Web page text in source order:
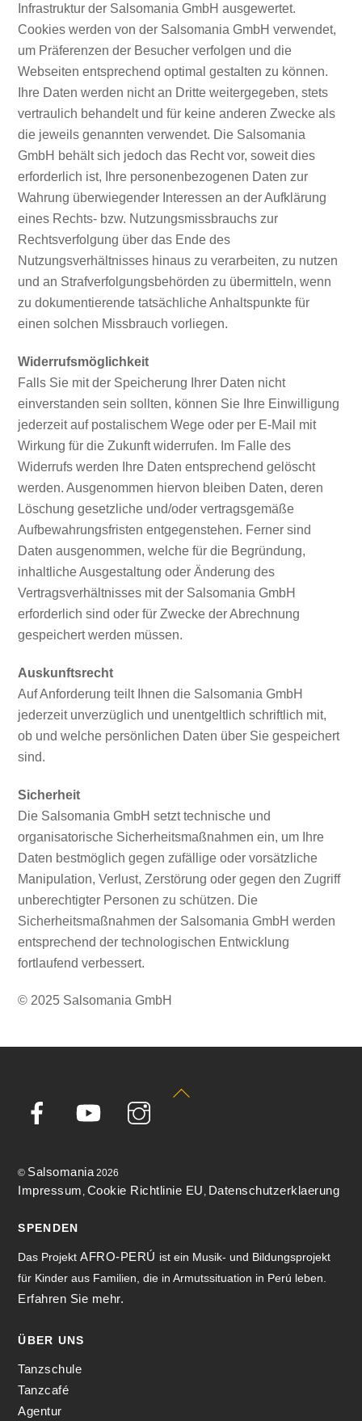
Infrastruktur der Salsomania GmbH ausgewertet.
Cookies werden von der Salsomania GmbH verwendet,
um Präferenzen der Besucher verfolgen und die
Webseiten entsprechend optimal gestalten zu können.
Ihre Daten werden nicht an Dritte weitergegeben, stets
vertraulich behandelt und für keine anderen Zwecke als
die jeweils genannten verwendet. Die Salsomania
GmbH behält sich jedoch das Recht vor, soweit dies
erforderlich ist, Ihre personenbezogenen Daten zur
Wahrung überwiegender Interessen an der Aufklärung
eines Rechts- bzw. Nutzungsmissbrauchs zur
Rechtsverfolgung über das Ende des
Nutzungsverhältnisses hinaus zu verarbeiten, zu nutzen
und an Strafverfolgungsbehörden zu übermitteln, wenn
zu dokumentierende tatsächliche Anhaltspunkte für
einen solchen Missbrauch vorliegen.
Widerrufsmöglichkeit
Falls Sie mit der Speicherung Ihrer Daten nicht
einverstanden sein sollten, können Sie Ihre Einwilligung
jederzeit auf postalischem Wege oder per E-Mail mit
Wirkung für die Zukunft widerrufen. Im Falle des
Widerrufs werden Ihre Daten entsprechend gelöscht
werden. Ausgenommen hiervon bleiben Daten, deren
Löschung gesetzliche und/oder vertragsgemäße
Aufbewahrungsfristen entgegenstehen. Ferner sind
Daten ausgenommen, welche für die Begründung,
inhaltliche Ausgestaltung oder Änderung des
Vertragsverhältnisses mit der Salsomania GmbH
erforderlich sind oder für Zwecke der Abrechnung
gespeichert werden müssen.
Auskunftsrecht
Auf Anforderung teilt Ihnen die Salsomania GmbH
jederzeit unverzüglich und unentgeltlich schriftlich mit,
ob und welche persönlichen Daten über Sie gespeichert
sind.
Sicherheit
Die Salsomania GmbH setzt technische und
organisatorische Sicherheitsmaßnahmen ein, um Ihre
Daten bestmöglich gegen zufällige oder vorsätzliche
Manipulation, Verlust, Zerstörung oder gegen den Zugriff
unberechtigter Personen zu schützen. Die
Sicherheitsmaßnahmen der Salsomania GmbH werden
entsprechend der technologischen Entwicklung
fortlaufend verbessert.
© 2025 Salsomania GmbH
Back
© Salsomania2026
Impressum , Cookie Richtlinie EU , Datenschutzerklaerung
SPENDEN
Das ProjektAFRO-PERÚ ist ein Musik- und Bildungsprojekt
für Kinder aus Familien, die in Armutssituation in Perú leben.
Erfahren Sie mehr.
ÜBER UNS
Tanzschule
Tanzcafé
Agentur